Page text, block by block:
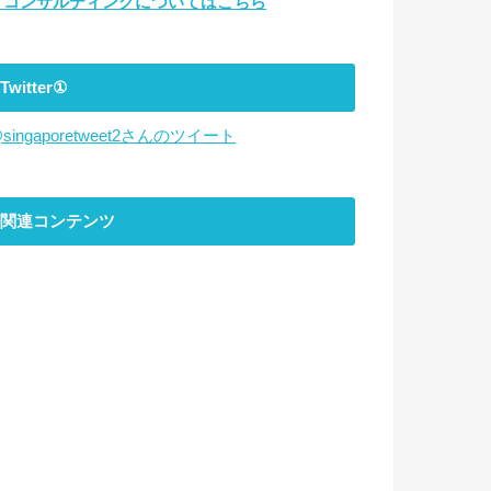
Twitter①
さんのツイート
関連コンテンツ